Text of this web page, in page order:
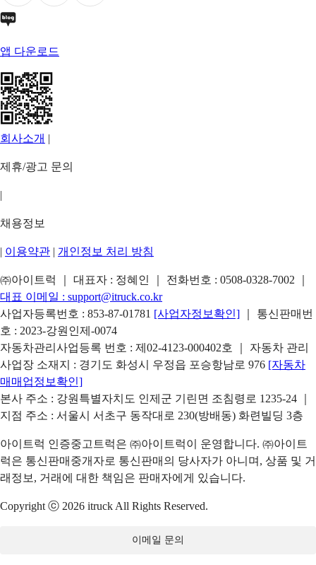
앱 다운로드
회사소개 |
제휴/광고 문의
|
채용정보
| 이용약관 | 개인정보 처리 방침
㈜아이트럭 ｜ 대표자 : 정혜인 ｜ 전화번호 : 0508-0328-7002
대표 이메일 : support@itruck.co.kr
사업자등록번호 : 853-87-01781 [사업자정보확인]
｜ 통신판매번
호 : 2023-강원인제-0074
자동차관리사업등록 번호 : 제02-4123-000402호 ｜ 자동차 관리
사업장 소재지 : 경기도 화성시 우정읍 포승항남로 976 [자동차
매매업정보확인]
본사 주소 : 강원특별자치도 인제군 기린면 조침령로 1235-24 ｜
지점 주소 : 서울시 서초구 동작대로 230(방배동) 화련빌딩 3층
아이트럭 인증중고트럭은 ㈜아이트럭이 운영합니다. ㈜아이트
럭은 통신판매중개자로 통신판매의 당사자가 아니며, 상품 및 거
래정보, 거래에 대한 책임은 판매자에게 있습니다.
Copyright ⓒ 2026 itruck All Rights Reserved.
이메일 문의